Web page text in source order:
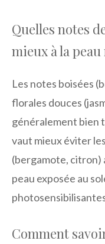
Quelles notes
mieux à la peau
Les notes boisées
florales douces
généralement bien
vaut mieux éviter
(bergamote, citron)
peau exposée au
Comment